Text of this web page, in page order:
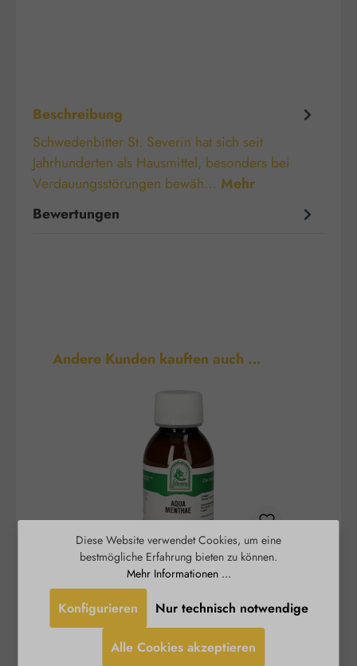
Beschreibung
Schwedenbitter St. Severin hat sich seit
Jahrhunderten als Hausmittel, besonders bei
Verdauungsstörungen bewäh… Mehr
Bewertungen
Produktgalerie überspringen
Andere Kunden kauften auch …
Aqua Menthae
Das St. Severin Aqua Menthae duftet weniger
ätherische Öl. Erhalten geblieben ist jedoch der
Diese Website verwendet Cookies, um eine
bestmögliche Erfahrung bieten zu können.
Mehr Informationen ...
Nur technisch notwendige
Konfigurieren
Alle Cookies akzeptieren